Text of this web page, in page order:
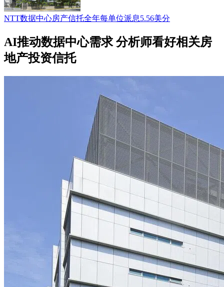
NTT数据中心房产信托全年每单位派息5.56美分
AI推动数据中心需求 分析师看好相关房
地产投资信托